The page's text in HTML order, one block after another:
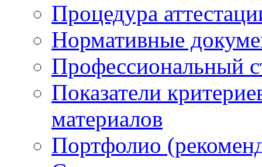
Процедура
Нормативные
Профессиональный
Показатели
материалов
Портфолио